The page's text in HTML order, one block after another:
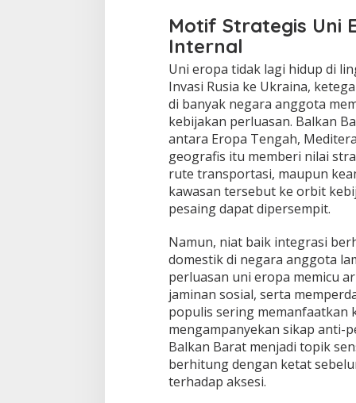
Motif Strategis Uni
Internal
Uni eropa tidak lagi hidup di
Invasi Rusia ke Ukraina,
di banyak negara anggota
kebijakan perluasan. Balkan
antara Eropa Tengah,
geografis itu memberi nilai
rute transportasi, maupun
kawasan tersebut ke orbit
pesaing dapat dipersempit.
Namun, niat baik integrasi
domestik di negara anggota
perluasan uni eropa memicu
jaminan sosial, serta
populis sering
mengampanyekan sikap anti-
Balkan Barat menjadi topik
berhitung dengan ketat
terhadap aksesi.